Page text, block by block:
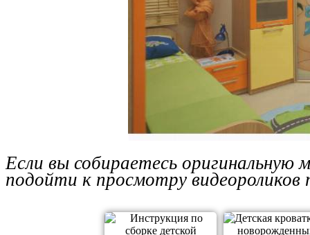
Если вы собираетесь оригинальную
подойти к просмотру видеороликов